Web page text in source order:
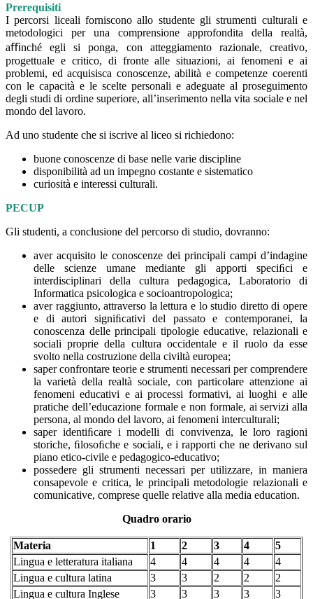
Prerequisiti
I percorsi liceali forniscono allo studente gli strumenti culturali e
metodologici per una comprensione approfondita della realtà,
aﬃnché egli si ponga, con atteggiamento razionale, creativo,
progettuale e critico, di fronte alle situazioni, ai fenomeni e ai
problemi, ed acquisisca conoscenze, abilità e competenze coerenti
con le capacità e le scelte personali e adeguate al proseguimento
degli studi di ordine superiore, all’inserimento nella vita sociale e nel
mondo del lavoro.
Ad uno studente che si iscrive al liceo si richiedono:
buone conoscenze di base nelle varie discipline
disponibilità ad un impegno costante e sistematico
curiosità e interessi culturali.
PECUP
Gli studenti, a conclusione del percorso di studio, dovranno:
aver acquisito le conoscenze dei principali campi d’indagine
delle scienze umane mediante gli apporti speciﬁci e
interdisciplinari della cultura pedagogica, Laboratorio di
Informatica psicologica e socioantropologica;
aver raggiunto, attraverso la lettura e lo studio diretto di opere
e di autori signiﬁcativi del passato e contemporanei, la
conoscenza delle principali tipologie educative, relazionali e
sociali proprie della cultura occidentale e il ruolo da esse
svolto nella costruzione della civiltà europea;
saper confrontare teorie e strumenti necessari per comprendere
la varietà della realtà sociale, con particolare attenzione ai
fenomeni educativi e ai processi formativi, ai luoghi e alle
pratiche dell’educazione formale e non formale, ai servizi alla
persona, al mondo del lavoro, ai fenomeni interculturali;
saper identiﬁcare i modelli di convivenza, le loro ragioni
storiche, ﬁlosoﬁche e sociali, e i rapporti che ne derivano sul
piano etico-civile e pedagogico-educativo;
possedere gli strumenti necessari per utilizzare, in maniera
consapevole e critica, le principali metodologie relazionali e
comunicative, comprese quelle relative alla media education.
Quadro orario
Materia 1 2 3 4
5
Lingua e letteratura italiana
4 4 4 4
4
Lingua e cultura latina
3 3 2 2
2
Lingua e cultura Inglese
3 3 3 3 3